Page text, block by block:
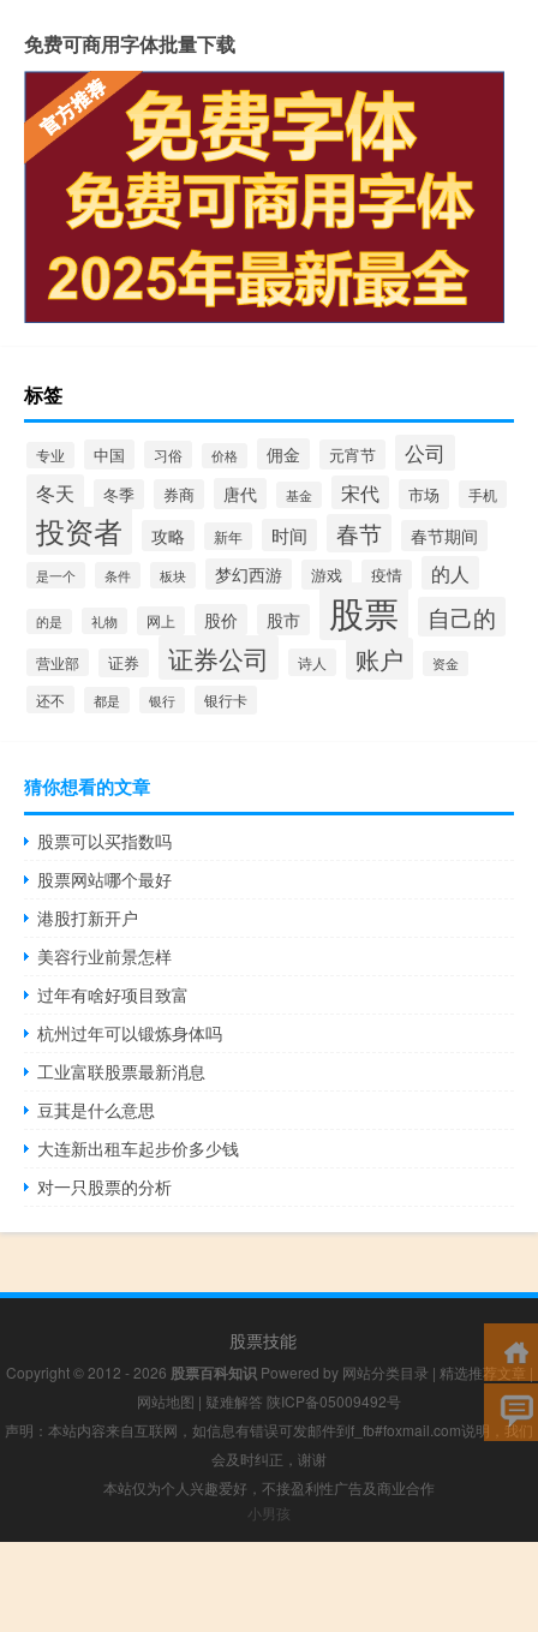
免费可商用字体批量下载
标签
专业 中国 习俗 价格 佣金 元宵节
公司
冬天
冬季 券商 唐代 基金 宋代 市场 手机
投资者 攻略 新年 时间 春节 春节期间
是一个 条件 板块 梦幻西游 游戏 疫情 的人
的是 礼物 网上 股价 股市 股票 自己的
营业部 证券 证券公司 诗人 账户 资金
还不 都是 银行 银行卡
猜你想看的文章
股票可以买指数吗
股票网站哪个最好
港股打新开户
美容行业前景怎样
过年有啥好项目致富
杭州过年可以锻炼身体吗
工业富联股票最新消息
豆萁是什么意思
大连新出租车起步价多少钱
对一只股票的分析
股票技能
Copyright © 2012 - 2026 股票百科知识Powered by 网站分类目录 | 精选推荐文章 |
网站地图 | 疑难解答 陕ICP备05009492号
声明：本站内容来自互联网，如信息有错误可发邮件到f_fb#foxmail.com说明，我们
会及时纠正，谢谢
本站仅为个人兴趣爱好，不接盈利性广告及商业合作
小男孩